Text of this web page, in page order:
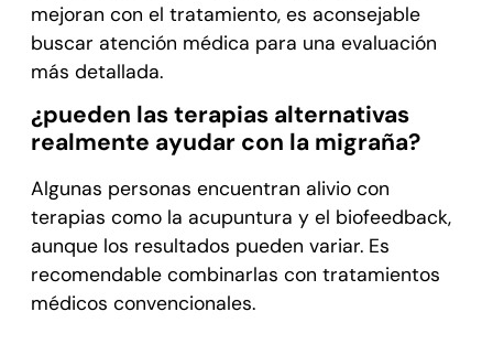
mejoran con el tratamiento, es aconsejable
buscar atención médica para una evaluación
más detallada.
¿pueden las terapias alternativas
realmente ayudar con la migraña?
Algunas personas encuentran alivio con
terapias como la acupuntura y el biofeedback,
aunque los resultados pueden variar. Es
recomendable combinarlas con tratamientos
médicos convencionales.